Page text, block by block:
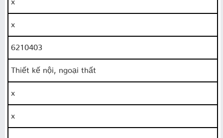
x
6210403
Thiết kế nội, ngoại thất
x
x